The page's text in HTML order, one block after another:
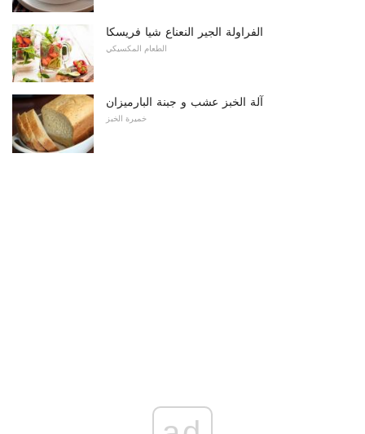
الفراولة الجير النعناع شيا فريسكا
الطعام المكسيكي
آلة الخبز عشب و جبنة البارميزان
خميرة الخبز